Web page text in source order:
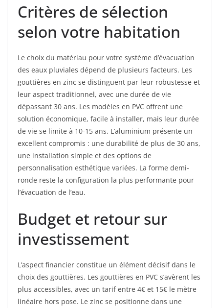
Critères de sélection
selon votre habitation
Le choix du matériau pour votre système d’évacuation
des eaux pluviales dépend de plusieurs facteurs. Les
gouttières en zinc se distinguent par leur robustesse et
leur aspect traditionnel, avec une durée de vie
dépassant 30 ans. Les modèles en PVC offrent une
solution économique, facile à installer, mais leur durée
de vie se limite à 10-15 ans. L’aluminium présente un
excellent compromis : une durabilité de plus de 30 ans,
une installation simple et des options de
personnalisation esthétique variées. La forme demi-
ronde reste la configuration la plus performante pour
l’évacuation de l’eau.
Budget et retour sur
investissement
L’aspect financier constitue un élément décisif dans le
choix des gouttières. Les gouttières en PVC s’avèrent les
plus accessibles, avec un tarif entre 4€ et 15€ le mètre
linéaire hors pose. Le zinc se positionne dans une